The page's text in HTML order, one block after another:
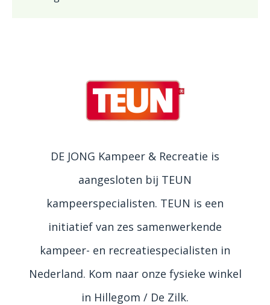
DE JONG Kampeer & Recreatie is
aangesloten bij TEUN
kampeerspecialisten. TEUN is een
initiatief van zes samenwerkende
kampeer- en recreatiespecialisten in
Nederland. Kom naar onze fysieke winkel
in Hillegom / De Zilk.